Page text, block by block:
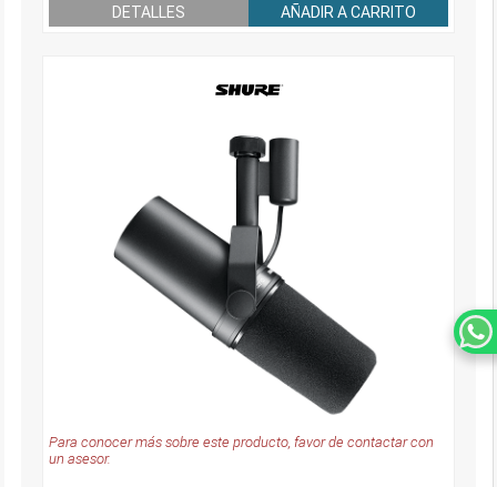
DETALLES AÑADIR A CARRITO
Para conocer más sobre este producto, favor de contactar con
un asesor.